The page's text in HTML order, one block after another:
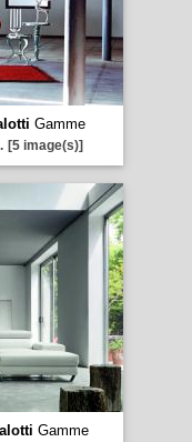
Gamme
[5 image(s)]
Gamme